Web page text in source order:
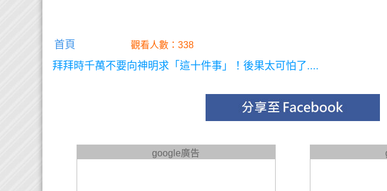
首頁 觀看人數：338
拜拜時千萬不要向神明求「這十件事」！後果太可怕了....
google廣告